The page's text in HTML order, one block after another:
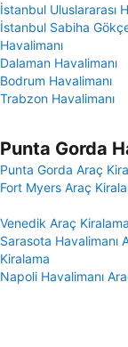
İstanbul Uluslararası
İstanbul Sabiha
Havalimanı
Dalaman Havalimanı
Bodrum Havalimanı
Trabzon Havalimanı
Punta Gorda
Punta Gorda Araç
Fort Myers Araç
Venedik Araç Kiralama
Sarasota Havalimanı
Kiralama
Napoli Havalimanı